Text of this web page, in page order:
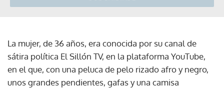
La mujer, de 36 años, era conocida por su canal de
sátira política El Sillón TV, en la plataforma YouTube,
en el que, con una peluca de pelo rizado afro y negro,
unos grandes pendientes, gafas y una camisa